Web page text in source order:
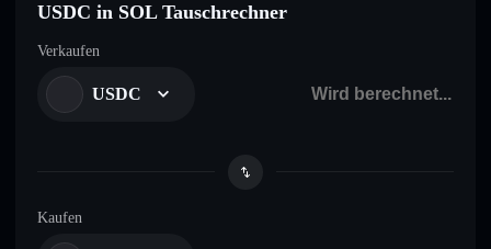
USDC in SOL Tauschrechner
Verkaufen
USDC
Kaufen